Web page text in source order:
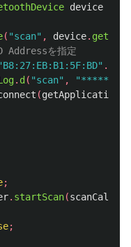
device
( "scan" , device.
Addressを指定
.
. d ( "scan" ,
"*****
(
;
. startScan(
;